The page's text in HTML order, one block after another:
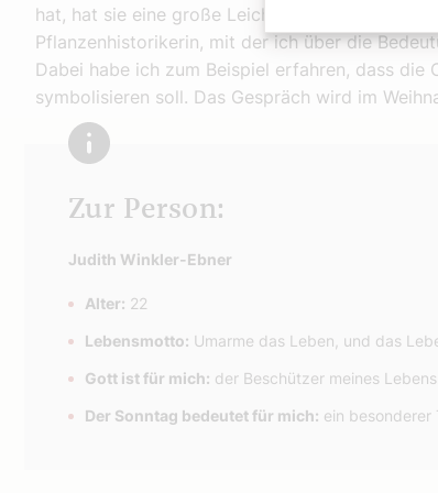
hat, hat sie eine große Leichtigkeit vermittelt.
Pflanzenhistorikerin, mit der ich über die
Dabei habe ich zum Beispiel erfahren, dass
symbolisieren soll. Das Gespräch wird im
Zur Person:
Judith Winkler-Ebner
Alter: 22
Lebensmotto: Umarme das Leben, und das
Gott ist für mich: der Beschützer meines
Der Sonntag bedeutet für mich: ein besonderer